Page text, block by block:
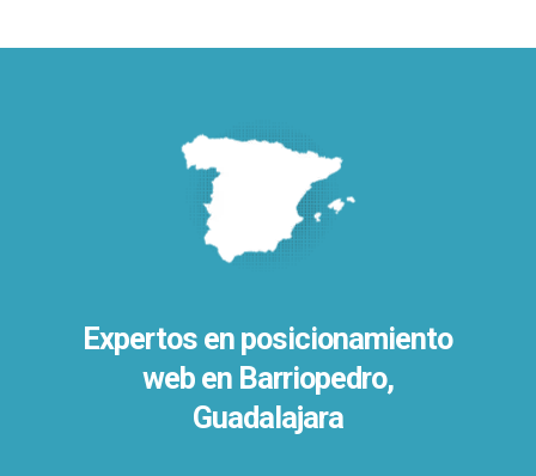
Expertos en posicionamiento
web en Barriopedro,
Guadalajara